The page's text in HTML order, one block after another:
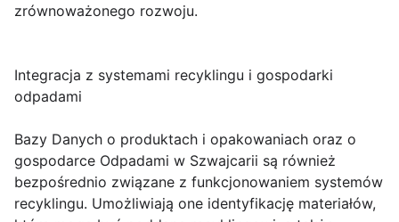
zrównoważonego rozwoju.
Integracja z systemami recyklingu i gospodarki
odpadami
Bazy Danych o produktach i opakowaniach oraz o
gospodarce Odpadami w Szwajcarii są również
bezpośrednio związane z funkcjonowaniem systemów
recyklingu. Umożliwiają one identyfikację materiałów,